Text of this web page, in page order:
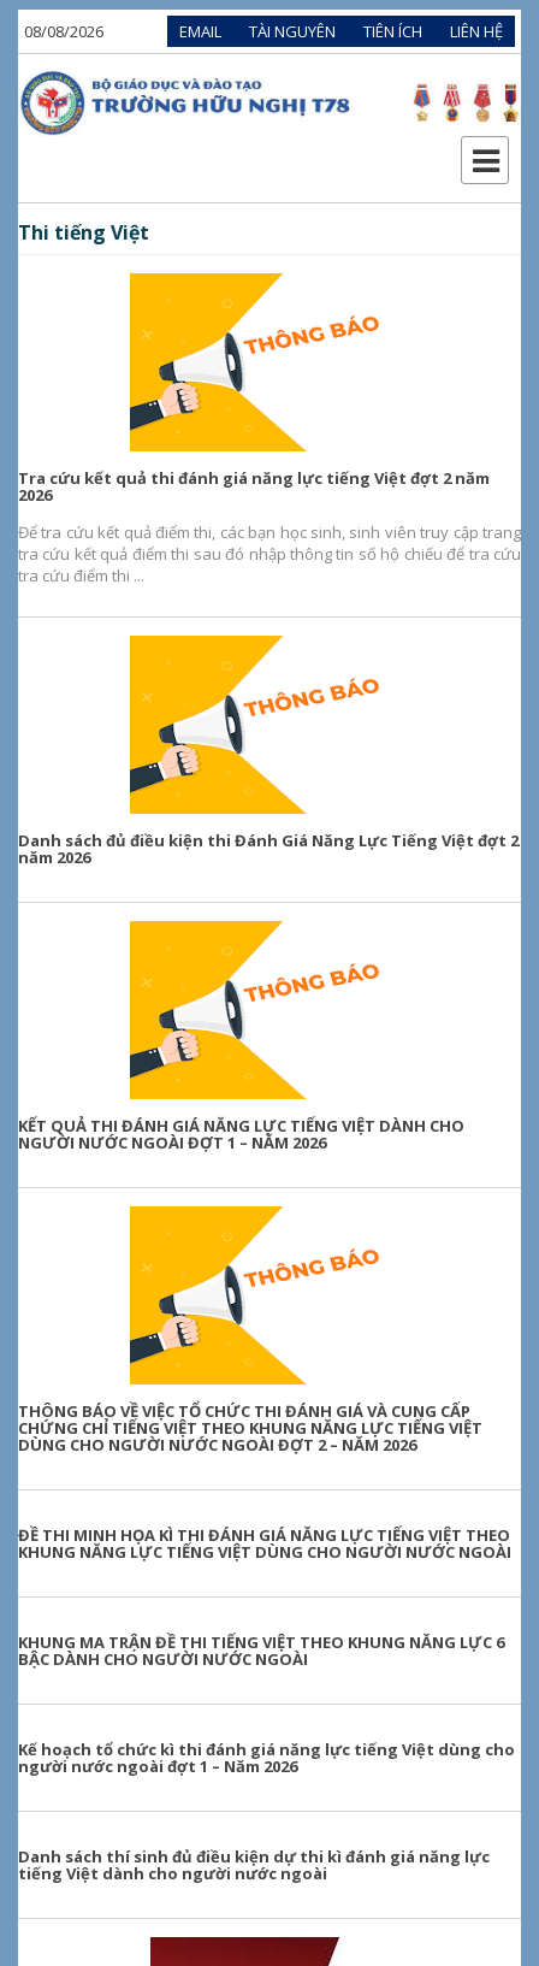
08/08/2026 EMAIL TÀI NGUYÊN TIÊN ÍCH LIÊN HỆ
Thi tiếng Việt
Tra cứu kết quả thi đánh giá năng lực tiếng Việt đợt 2 năm
2026
Để tra cứu kết quả điểm thi, các bạn học sinh, sinh viên truy cập trang
tra cứu kết quả điểm thi sau đó nhập thông tin số hộ chiếu để tra cứu
tra cứu điểm thi ...
Danh sách đủ điều kiện thi Đánh Giá Năng Lực Tiếng Việt đợt 2
năm 2026
KẾT QUẢ THI ĐÁNH GIÁ NĂNG LỰC TIẾNG VIỆT DÀNH CHO
NGƯỜI NƯỚC NGOÀI ĐỢT 1 – NĂM 2026
THÔNG BÁO VỀ VIỆC TỔ CHỨC THI ĐÁNH GIÁ VÀ CUNG CẤP
CHỨNG CHỈ TIẾNG VIỆT THEO KHUNG NĂNG LỰC TIẾNG VIỆT
DÙNG CHO NGƯỜI NƯỚC NGOÀI ĐỢT 2 – NĂM 2026
ĐỀ THI MINH HỌA KÌ THI ĐÁNH GIÁ NĂNG LỰC TIẾNG VIỆT THEO
KHUNG NĂNG LỰC TIẾNG VIỆT DÙNG CHO NGƯỜI NƯỚC NGOÀI
KHUNG MA TRẬN ĐỀ THI TIẾNG VIỆT THEO KHUNG NĂNG LỰC 6
BẬC DÀNH CHO NGƯỜI NƯỚC NGOÀI
Kế hoạch tổ chức kì thi đánh giá năng lực tiếng Việt dùng cho
người nước ngoài đợt 1 – Năm 2026
Danh sách thí sinh đủ điều kiện dự thi kì đánh giá năng lực
tiếng Việt dành cho người nước ngoài